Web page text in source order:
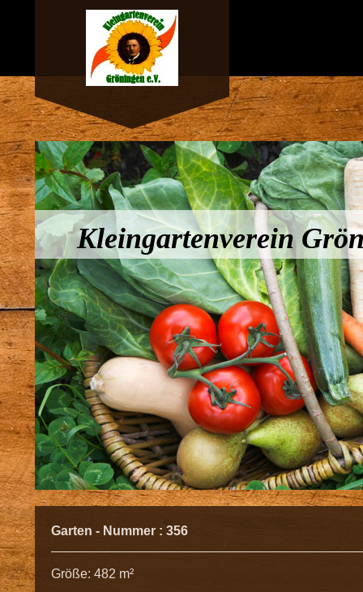
Kleingartenverein
Garten - Nummer : 356
Größe: 482 m²